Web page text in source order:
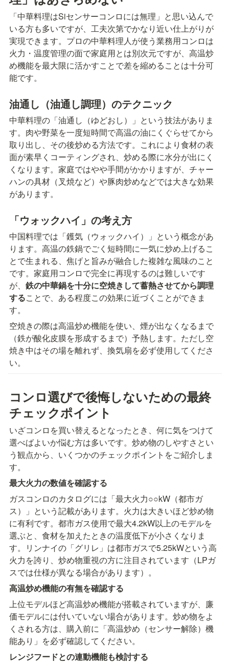
「中華料理はSiセンサーコンロには無理」と思い込んで
いる方も多いですが、工夫次第でかなり近い仕上がりが
実現できます。プロの中華料理人が使う業務用コンロは
火力・温度管理の面で家庭用とは別次元ですが、高温炒
め機能を最大限に活かすことで差を縮めることは十分可
能です。
油通し（油通し調理）のテクニック
中華料理の「油通し（ゆどおし）」という技法がありま
す。肉や野菜を一度短時間で高温の油にくぐらせてから
取り出し、その後炒める方法です。これにより食材の表
面が素早くコーティングされ、炒める際に水分が出にく
くなります。家庭ではやや手間がかかりますが、チャー
ハンの具材（叉焼など）や豚肉炒めなどでは大きな効果
があります。
「ウォックハイ」の考え方
中国料理では「鑊気（ウォックハイ）」という概念があ
ります。高温の鉄鍋でごく短時間に一気に炒め上げるこ
とで生まれる、焦げと旨みが融合した複雑な風味のこと
です。家庭用コンロで完全に再現するのは難しいです
が、 鉄の中華鍋を十分に空焼きして蓄熱させてから調理
することで、ある程度この効果に近づくことができま
す。
空焼きの際は高温炒め機能を使い、煙が出なくなるまで
（鉄が酸化皮膜を形成するまで）予熱します。ただし空
焼き中はその場を離れず、換気扇を必ず使用してくださ
い。
コンロ選びで後悔しないための最終
チェックポイント
いざコンロを買い替えるとなったとき、何に気をつけて
選べばよいか悩む方は多いです。炒め物のしやすさとい
う観点から、いくつかのチェックポイントをご紹介しま
す。
最大火力の数値を確認する
ガスコンロのカタログには「最大火力○○kW（都市ガ
ス）」という記載があります。火力は大きいほど炒め物
に有利です。都市ガス使用で最大4.2kW以上のモデルを
選ぶと、食材を加えたときの温度低下が小さくなりま
す。リンナイの「グリレ」は都市ガスで5.25kWという高
火力を誇り、炒め物重視の方に注目されています（LPガ
スでは仕様が異なる場合があります）。
高温炒め機能の有無を確認する
上位モデルほど高温炒め機能が搭載されていますが、廉
価モデルには付いていない場合があります。炒め物をよ
くされる方は、購入前に「高温炒め（センサー解除）機
能あり」を必ず確認してください。
レンジフードとの連動機能も検討する